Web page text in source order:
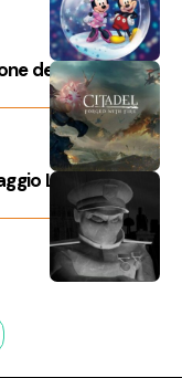
della versione
Leader su